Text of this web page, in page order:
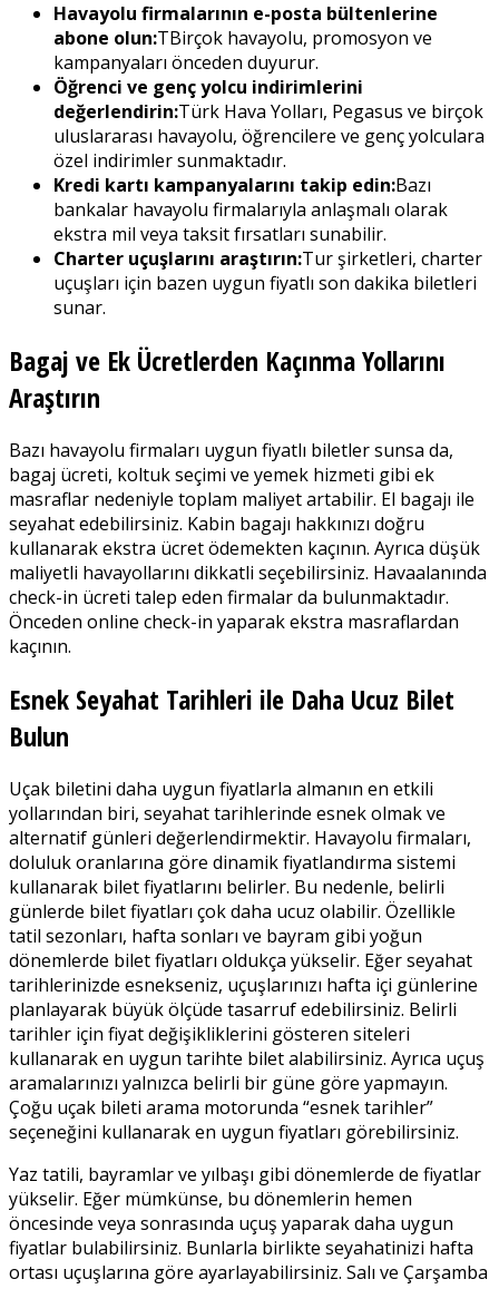
Havayolu firmalarının e-posta bültenlerine
abone olun:TBirçok havayolu, promosyon ve
kampanyaları önceden duyurur.
Öğrenci ve genç yolcu indirimlerini
değerlendirin:Türk Hava Yolları, Pegasus ve birçok
uluslararası havayolu, öğrencilere ve genç yolculara
özel indirimler sunmaktadır.
Kredi kartı kampanyalarını takip edin:Bazı
bankalar havayolu firmalarıyla anlaşmalı olarak
ekstra mil veya taksit fırsatları sunabilir.
Charter uçuşlarını araştırın:Tur şirketleri, charter
uçuşları için bazen uygun fiyatlı son dakika biletleri
sunar.
Bagaj ve Ek Ücretlerden Kaçınma Yollarını
Araştırın
Bazı havayolu firmaları uygun fiyatlı biletler sunsa da,
bagaj ücreti, koltuk seçimi ve yemek hizmeti gibi ek
masraflar nedeniyle toplam maliyet artabilir. El bagajı ile
seyahat edebilirsiniz. Kabin bagajı hakkınızı doğru
kullanarak ekstra ücret ödemekten kaçının. Ayrıca düşük
maliyetli havayollarını dikkatli seçebilirsiniz. Havaalanında
check-in ücreti talep eden firmalar da bulunmaktadır.
Önceden online check-in yaparak ekstra masraflardan
kaçının.
Esnek Seyahat Tarihleri ile Daha Ucuz Bilet
Bulun
Uçak biletini daha uygun fiyatlarla almanın en etkili
yollarından biri, seyahat tarihlerinde esnek olmak ve
alternatif günleri değerlendirmektir. Havayolu firmaları,
doluluk oranlarına göre dinamik fiyatlandırma sistemi
kullanarak bilet fiyatlarını belirler. Bu nedenle, belirli
günlerde bilet fiyatları çok daha ucuz olabilir. Özellikle
tatil sezonları, hafta sonları ve bayram gibi yoğun
dönemlerde bilet fiyatları oldukça yükselir. Eğer seyahat
tarihlerinizde esnekseniz, uçuşlarınızı hafta içi günlerine
planlayarak büyük ölçüde tasarruf edebilirsiniz. Belirli
tarihler için fiyat değişikliklerini gösteren siteleri
kullanarak en uygun tarihte bilet alabilirsiniz. Ayrıca uçuş
aramalarınızı yalnızca belirli bir güne göre yapmayın.
Çoğu uçak bileti arama motorunda “esnek tarihler”
seçeneğini kullanarak en uygun fiyatları görebilirsiniz.
Yaz tatili, bayramlar ve yılbaşı gibi dönemlerde de fiyatlar
yükselir. Eğer mümkünse, bu dönemlerin hemen
öncesinde veya sonrasında uçuş yaparak daha uygun
fiyatlar bulabilirsiniz. Bunlarla birlikte seyahatinizi hafta
ortası uçuşlarına göre ayarlayabilirsiniz. Salı ve Çarşamba